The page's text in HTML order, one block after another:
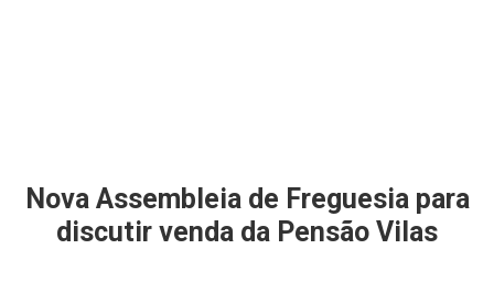
Nova Assembleia de Freguesia para
discutir venda da Pensão Vilas